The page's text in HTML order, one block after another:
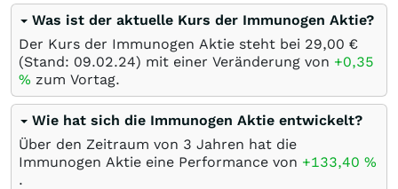
Was ist der aktuelle Kurs der Immunogen Aktie?
Der Kurs der Immunogen Aktie steht bei 29,00 €
(Stand: 09.02.24) mit einer Veränderung von +0,35
% zum Vortag.
Wie hat sich die Immunogen Aktie entwickelt?
Über den Zeitraum von 3 Jahren hat die
Immunogen Aktie eine Performance von +133,40 %
.